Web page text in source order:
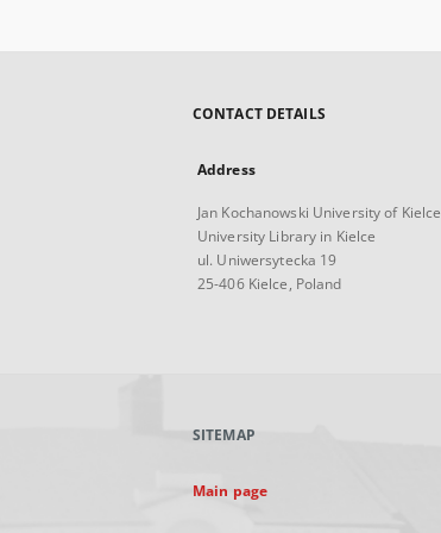
CONTACT DETAILS
Address
Jan Kochanowski University of Kielce
University Library in Kielce
ul. Uniwersytecka 19
25-406 Kielce, Poland
SITEMAP
Main page